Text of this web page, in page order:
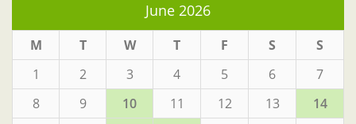
June 2026
M T W T F S
S
1
2 3 4 5 6
7
8
9 10 11 12 13
14